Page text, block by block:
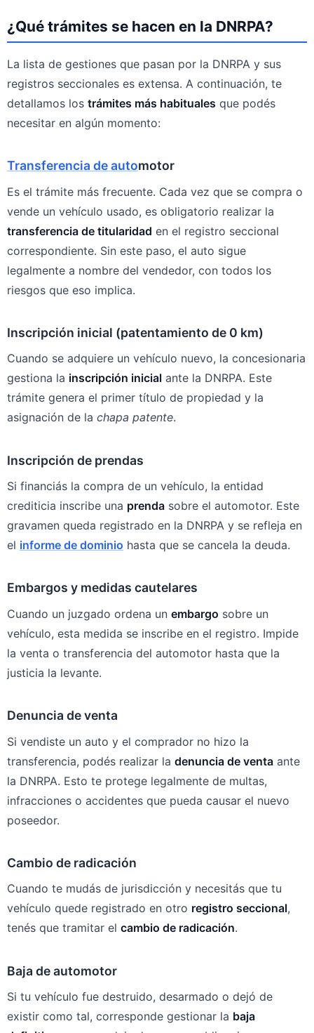
¿Qué trámites se hacen en la DNRPA?
La lista de gestiones que pasan por la DNRPA y sus
registros seccionales es extensa. A continuación, te
detallamos los trámites más habituales que podés
necesitar en algún momento:
Transferencia de automotor
Es el trámite más frecuente. Cada vez que se compra o
vende un vehículo usado, es obligatorio realizar la
transferencia de titularidad en el registro seccional
correspondiente. Sin este paso, el auto sigue
legalmente a nombre del vendedor, con todos los
riesgos que eso implica.
Inscripción inicial (patentamiento de 0 km)
Cuando se adquiere un vehículo nuevo, la concesionaria
gestiona la inscripción inicial ante la DNRPA. Este
trámite genera el primer título de propiedad y la
asignación de la chapa patente.
Inscripción de prendas
Si financiás la compra de un vehículo, la entidad
crediticia inscribe una prenda sobre el automotor. Este
gravamen queda registrado en la DNRPA y se refleja en
el informe de dominio hasta que se cancela la deuda.
Embargos y medidas cautelares
Cuando un juzgado ordena un embargo sobre un
vehículo, esta medida se inscribe en el registro. Impide
la venta o transferencia del automotor hasta que la
justicia la levante.
Denuncia de venta
Si vendiste un auto y el comprador no hizo la
transferencia, podés realizar la denuncia de venta ante
la DNRPA. Esto te protege legalmente de multas,
infracciones o accidentes que pueda causar el nuevo
poseedor.
Cambio de radicación
Cuando te mudás de jurisdicción y necesitás que tu
vehículo quede registrado en otro registro seccional,
tenés que tramitar el cambio de radicación.
Baja de automotor
Si tu vehículo fue destruido, desarmado o dejó de
existir como tal, corresponde gestionar la baja